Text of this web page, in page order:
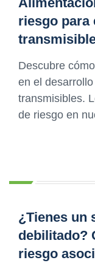
riesgo para
Descubre
en el
transmisibles.
de riesgo en
¿Tienes un
debilitado?
riesgo